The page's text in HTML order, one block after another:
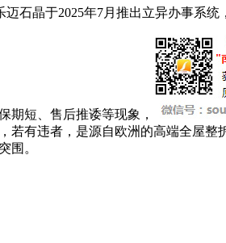
晶于2025年7月推出立异办事系统
短、售后推诿等现象，
有违者，是源自欧洲的高端全屋
围。